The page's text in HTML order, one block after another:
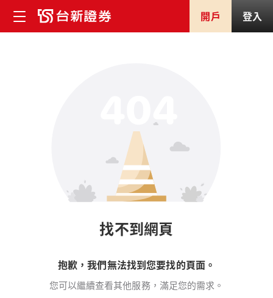
開戶 登入
找不到網頁
抱歉，我們無法找到您要找的頁面。
您可以繼續查看其他服務，滿足您的需求。